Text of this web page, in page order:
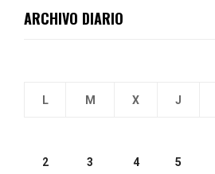
ARCHIVO DIARIO
L M X J
2 3 4 5